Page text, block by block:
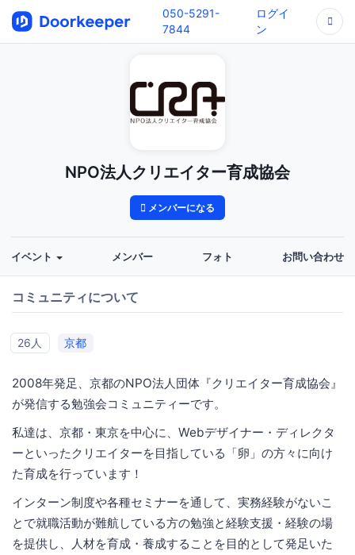
050-5291-
7844
ログイ
ン
NPO法人クリエイター育成協会
メンバーになる
イベント メンバー フォト お問い合わせ
コミュニティについて
26人 京都
2008年発足、京都のNPO法人団体『クリエイター育成協会』
が発信する勉強会コミュニティーです。
私達は、京都・東京を中心に、Webデザイナー・ディレクタ
ーといったクリエイターを目指している「卵」の方々に向け
た育成を行っています！
インターン制度や各種セミナーを通して、実務経験がないこ
とで就職活動が難航している方の勉強と経験支援・経験の場
を提供し、人材を育成・養成することを目的として発足いた